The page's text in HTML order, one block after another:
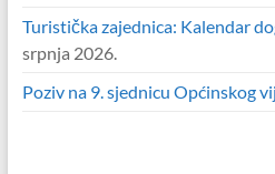
Turistička zajednica: Kalendar
srpnja 2026.
Poziv na 9. sjednicu Općinskog